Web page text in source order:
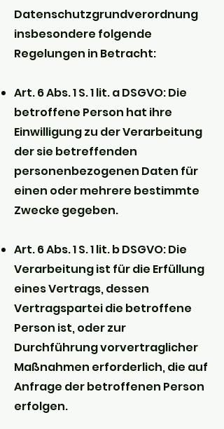
Datenschutzgrundverordnung
insbesondere folgende
Regelungen in Betracht:
Art. 6 Abs. 1 S. 1 lit. a DSGVO: Die
betroffene Person hat ihre
Einwilligung zu der Verarbeitung
der sie betreffenden
personenbezogenen Daten für
einen oder mehrere bestimmte
Zwecke gegeben.
Art. 6 Abs. 1 S. 1 lit. b DSGVO: Die
Verarbeitung ist für die Erfüllung
eines Vertrags, dessen
Vertragspartei die betroffene
Person ist, oder zur
Durchführung vorvertraglicher
Maßnahmen erforderlich, die auf
Anfrage der betroffenen Person
erfolgen.